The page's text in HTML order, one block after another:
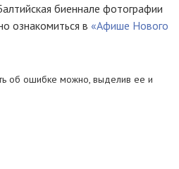
биеннале фотографии
ознакомиться в «Афише Нового
об ошибке можно, выделив ее и